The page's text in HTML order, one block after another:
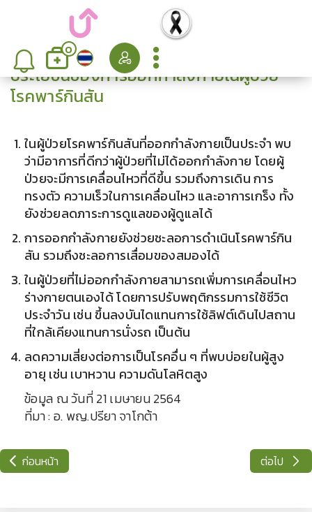
0
ประโยชน์ของการออกกำลังกายในผู้ป่วย
โรคพาร์กินสัน
ในผู้ป่วยโรคพาร์กินสันที่ออกกำลังกายเป็นประจำ พบ
ว่ามีอาการที่ดีกว่าผู้ป่วยที่ไม่ได้ออกกำลังกาย โดยผู้
ป่วยจะมีการเคลื่อนไหวที่ดีขึ้น รวมถึงการเดิน การ
ทรงตัว ความเร็วในการเคลื่อนไหว และอาการเกร็ง ทั้ง
ยังช่วยลดภาระการดูแลของผู้ดูแลได้
การออกกำลังกายยังช่วยชะลอการดำเนินโรคพาร์กิน
สัน รวมถึงชะลอการเสื่อมของสมองได้
ในผู้ป่วยที่ไม่ออกกำลังกายสามารถเพิ่มการเคลื่อนไหว
ร่างกายตนเองได้โดยการปรับพฤติกรรมการใช้ชีวิต
ประจำวัน เช่น ขึ้นลงบันไดแทนการใช้ลิฟต์เดินไปสถาน
ที่ใกล้เคียงแทนการนั่งรถ เป็นต้น
ลดความเสี่ยงต่อการเป็นโรคอื่น ๆ ที่พบบ่อยในผู้สูง
อายุ เช่น เบาหวาน ความดันโลหิตสูง
ข้อมูล ณ วันที่ 21 เมษายน 2564
ที่มา : อ. พญ.ปรียา จาโกต้า
ก่อนหน้า ต่อไป